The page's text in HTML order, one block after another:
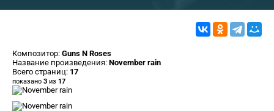
Композитор: Guns N Roses
Название произведения: November rain
Всего страниц: 17
показано 3 из 17